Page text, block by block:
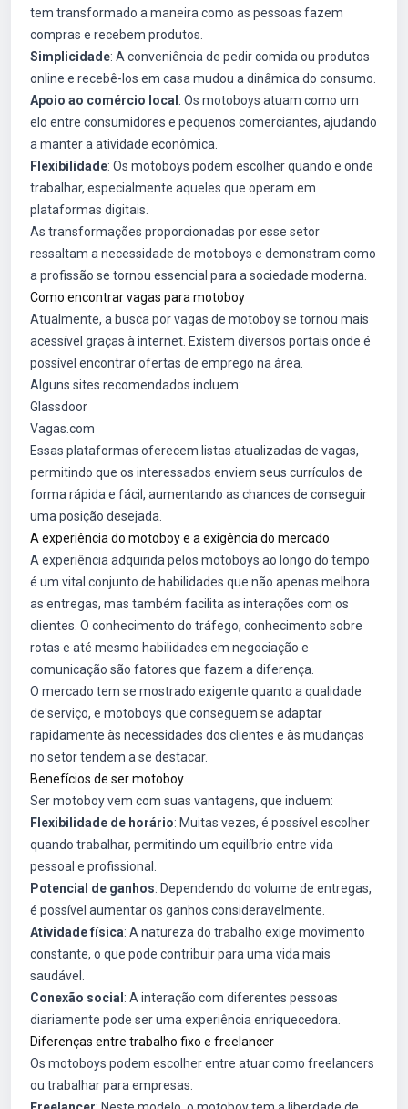
tem transformado a maneira como as pessoas fazem
compras e recebem produtos.
Simplicidade: A conveniência de pedir comida ou produtos
online e recebê-los em casa mudou a dinâmica do consumo.
Apoio ao comércio local : Os motoboys atuam como um
elo entre consumidores e pequenos comerciantes, ajudando
a manter a atividade econômica.
Flexibilidade: Os motoboys podem escolher quando e onde
trabalhar, especialmente aqueles que operam em
plataformas digitais.
As transformações proporcionadas por esse setor
ressaltam a necessidade de motoboys e demonstram como
a profissão se tornou essencial para a sociedade moderna.
Como encontrar vagas para motoboy
Atualmente, a busca por vagas de motoboy se tornou mais
acessível graças à internet. Existem diversos portais onde é
possível encontrar ofertas de emprego na área.
Alguns sites recomendados incluem:
Glassdoor
Vagas.com
Essas plataformas oferecem listas atualizadas de vagas,
permitindo que os interessados enviem seus currículos de
forma rápida e fácil, aumentando as chances de conseguir
uma posição desejada.
A experiência do motoboy e a exigência do mercado
A experiência adquirida pelos motoboys ao longo do tempo
é um vital conjunto de habilidades que não apenas melhora
as entregas, mas também facilita as interações com os
clientes. O conhecimento do tráfego, conhecimento sobre
rotas e até mesmo habilidades em negociação e
comunicação são fatores que fazem a diferença.
O mercado tem se mostrado exigente quanto a qualidade
de serviço, e motoboys que conseguem se adaptar
rapidamente às necessidades dos clientes e às mudanças
no setor tendem a se destacar.
Benefícios de ser motoboy
Ser motoboy vem com suas vantagens, que incluem:
Flexibilidade de horário: Muitas vezes, é possível escolher
quando trabalhar, permitindo um equilíbrio entre vida
pessoal e profissional.
Potencial de ganhos: Dependendo do volume de entregas,
é possível aumentar os ganhos consideravelmente.
Atividade física: A natureza do trabalho exige movimento
constante, o que pode contribuir para uma vida mais
saudável.
Conexão social : A interação com diferentes pessoas
diariamente pode ser uma experiência enriquecedora.
Diferenças entre trabalho fixo e freelancer
Os motoboys podem escolher entre atuar como freelancers
ou trabalhar para empresas.